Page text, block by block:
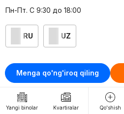
Menga qo'ng'iroq qiling
Yangi binolar Kvartiralar Qo'shish
Пн-Пт. С 9:30 до 18:00
RU UZ
Kontaktlar
loyiha haqida
Webnow © loyihasi